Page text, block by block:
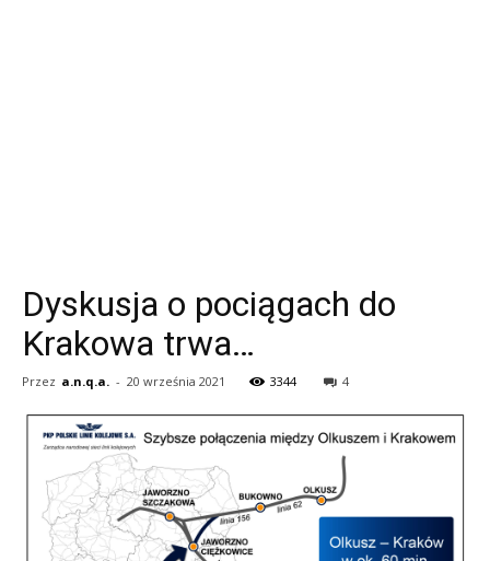
Dyskusja o pociągach do
Krakowa trwa…
Przez a.n.q.a. - 20 września 2021 3344 4